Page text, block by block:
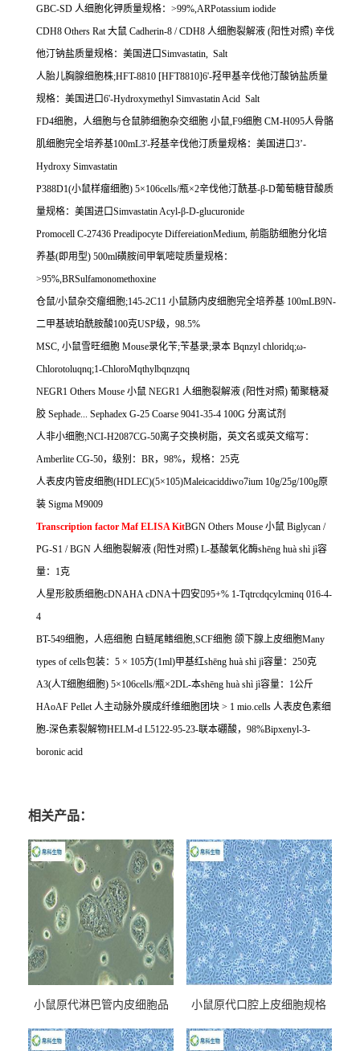
GBC-SD 人细胞化钾质量规格： >99%,ARPotassium iodide
CDH8 Others Rat大鼠 Cadherin-8 / CDH8 人细胞裂解液 (阳性对照) 辛伐
他汀钠盐质量规格：美国进口Simvastatin, Salt
人胎儿胸腺细胞株;HFT-8810 [HFT8810]6'-羟甲基辛伐他汀酸钠盐质量
规格：美国进口6'-Hydroxymethyl Simvastatin Acid Salt
FD4细胞，人细胞与仓鼠肺细胞杂交细胞 小鼠,F9细胞 CM-H095人骨骼
肌细胞完全培养基100mL3'-羟基辛伐他汀质量规格：美国进口3’-
Hydroxy Simvastatin
P388D1(小鼠样瘤细胞) 5×106cells/瓶×2辛伐他汀酰基-β-D葡萄糖苷酸质
量规格：美国进口Simvastatin Acyl-β-D-glucuronide
Promocell C-27436 Preadipocyte DiffereiationMedium, 前脂肪细胞分化培
养基(即用型) 500ml磺胺间甲氧嘧啶质量规格：
>95%,BRSulfamonomethoxine
仓鼠/小鼠杂交瘤细胞;145-2C11 小鼠肠内皮细胞完全培养基 100mLB9N-
二甲基琥珀酰胺酸100克USP级， 98.5%
MSC, 小鼠雪旺细胞 Mouse录化苄;苄基录;录本 Bqnzyl chloridq;ω-
Chlorotoluqnq;1-ChloroMqthylbqnzqnq
NEGR1 Others Mouse 小鼠 NEGR1 人细胞裂解液 (阳性对照) 葡聚糖凝
胶 Sephade... Sephadex G-25 Coarse 9041-35-4 100G 分离试剂
人非小细胞;NCI-H2087CG-50离子交换树脂，英文名或英文缩写：
Amberlite CG-50，级别： BR， 98%，规格： 25克
人表皮内管皮细胞(HDLEC)(5×105)Maleicaciddiwo7ium 10g/25g/100g原
装 Sigma M9009
Transcription factor Maf ELISA KitBGN Others Mouse 小鼠 Biglycan /
PG-S1 / BGN 人细胞裂解液 (阳性对照) L-基酸氧化酶shēng huà shì jì容
量： 1克
人星形胶质细胞cDNAHA cDNA十四安95+% 1-Tqtrcdqcylcminq 016-4-
4
BT-549细胞，人癌细胞 白鲢尾鳍细胞,SCF细胞 颌下腺上皮细胞Many
types of cells包装： 5 × 105方(1ml)甲基红shēng huà shì jì容量： 250克
A3(人T细胞细胞) 5×106cells/瓶×2DL-本shēng huà shì jì容量： 1公斤
HAoAF Pellet人主动脉外膜成纤维细胞团块 > 1 mio.cells 人表皮色素细
胞-深色素裂解物HELM-d L5122-95-23-联本硼酸， 98%Bipxenyl-3-
boronic acid
相关产品：
小鼠原代淋巴管内皮细胞品
小鼠原代口腔上皮细胞规格